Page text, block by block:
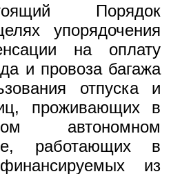
Порядок
упорядочения
на оплату
и провоза багажа
отпуска и
проживающих в
автономном
работающих в
из